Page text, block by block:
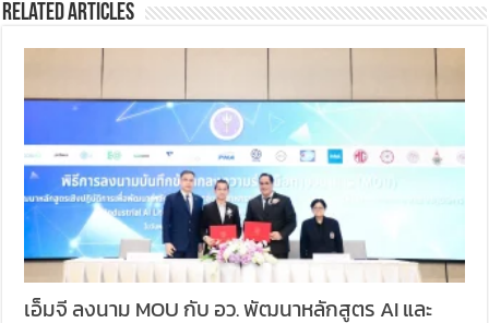
Related Articles
เอ็มจี ลงนาม MOU กับ อว. พัฒนาหลักสูตร AI และ